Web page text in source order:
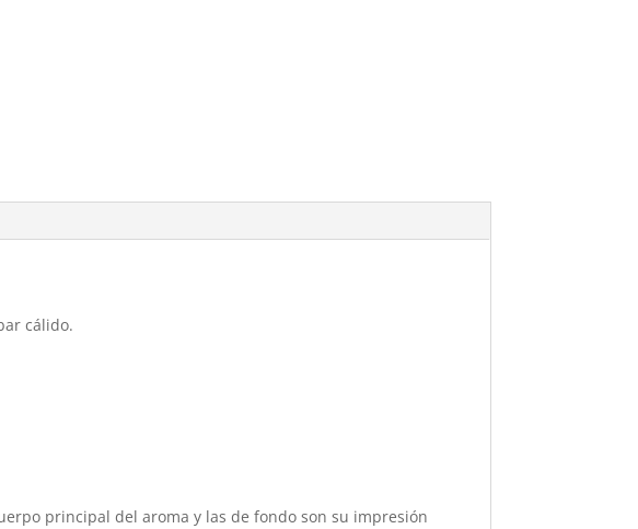
cálido.
principal del aroma y las de fondo son su impresión